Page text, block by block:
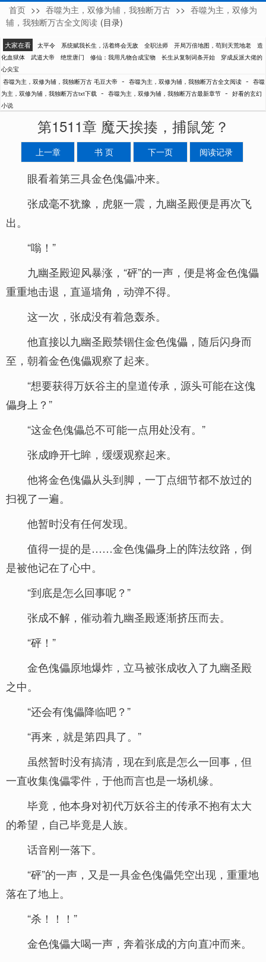
毛豆大帝
首页 >> 吞噬为主，双修为辅，我独断万古 >> 吞噬为主，双修为
辅，我独断万古全文阅读 (目录)
大家在看 太平令 系统赋我长生，活着终会无敌 全职法师 开局万倍地图，苟到天荒地老
造
化血狱体
武道大帝 绝世唐门 修仙：我用凡物合成宝物 长生从复制词条开始
穿成反派大佬的
心尖宝
吞噬为主，双修为辅，我独断万古 毛豆大帝 - 吞噬为主，双修为辅，我独断万古全文阅读 - 吞噬
为主，双修为辅，我独断万古txt下载 - 吞噬为主，双修为辅，我独断万古最新章节 - 好看的玄幻
小说
第1511章 魔天挨揍，捕鼠笼？
上一章 书 页 下一页 阅读记录
眼看着第三具金色傀儡冲来。
张成毫不犹豫，虎躯一震，九幽圣殿便是再次飞
出。
“嗡！”
九幽圣殿迎风暴涨，“砰”的一声，便是将金色傀儡
重重地击退，直逼墙角，动弹不得。
这一次，张成没有着急轰杀。
他直接以九幽圣殿禁锢住金色傀儡，随后闪身而
至，朝着金色傀儡观察了起来。
“想要获得万妖谷主的皇道传承，源头可能在这傀
儡身上？”
“这金色傀儡总不可能一点用处没有。”
张成睁开七眸，缓缓观察起来。
他将金色傀儡从头到脚，一丁点细节都不放过的
扫视了一遍。
他暂时没有任何发现。
值得一提的是……金色傀儡身上的阵法纹路，倒
是被他记在了心中。
“到底是怎么回事呢？”
张成不解，催动着九幽圣殿逐渐挤压而去。
“砰！”
金色傀儡原地爆炸，立马被张成收入了九幽圣殿
之中。
“还会有傀儡降临吧？”
“再来，就是第四具了。”
虽然暂时没有搞清，现在到底是怎么一回事，但
一直收集傀儡零件，于他而言也是一场机缘。
毕竟，他本身对初代万妖谷主的传承不抱有太大
的希望，自己毕竟是人族。
话音刚一落下。
“砰”的一声，又是一具金色傀儡凭空出现，重重地
落在了地上。
“杀！！！”
金色傀儡大喝一声，奔着张成的方向直冲而来。